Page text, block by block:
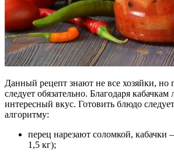
Данный рецепт знают не все хозяйки, но
следует обязательно. Благодаря кабачкам
интересный вкус. Готовить блюдо
алгоритму:
перец нарезают соломкой, кабачки
1,5 кг);